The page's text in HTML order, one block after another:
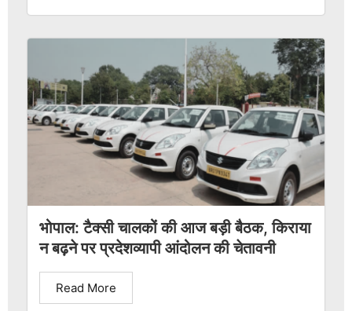
भोपाल: टैक्सी चालकों की आज बड़ी बैठक, किराया
न बढ़ने पर प्रदेशव्यापी आंदोलन की चेतावनी
Read More